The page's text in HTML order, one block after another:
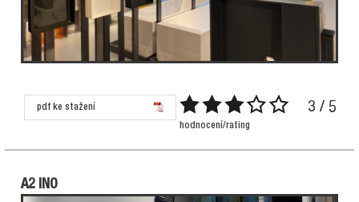
pdf ke stažení 3 / 5
hodnocení/rating
A2 INO